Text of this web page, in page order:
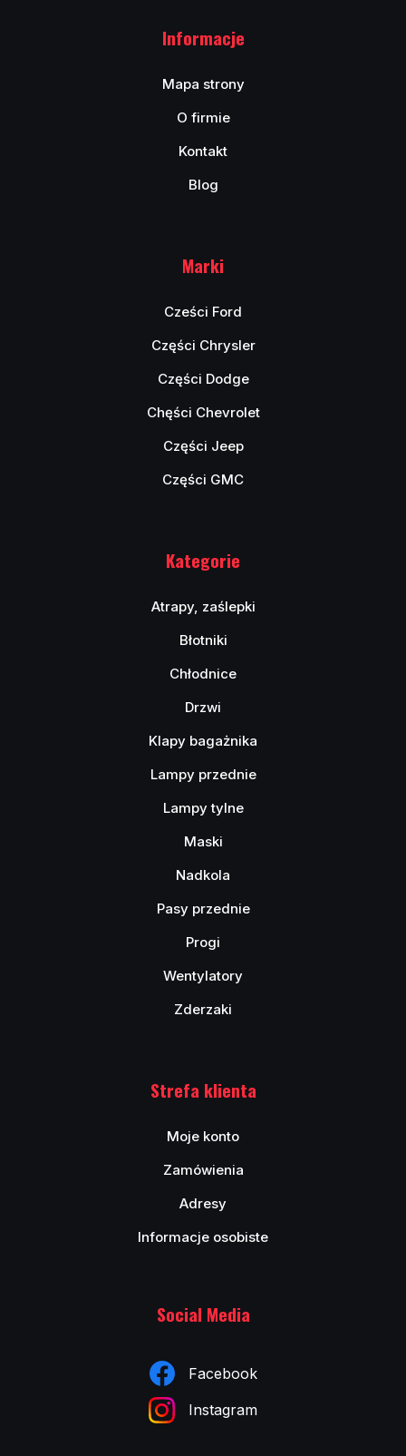
Informacje
Mapa strony
O firmie
Kontakt
Blog
Marki
Cześci Ford
Części Chrysler
Części Dodge
Chęści Chevrolet
Części Jeep
Części GMC
Kategorie
Atrapy, zaślepki
Błotniki
Chłodnice
Drzwi
Klapy bagażnika
Lampy przednie
Lampy tylne
Maski
Nadkola
Pasy przednie
Progi
Wentylatory
Zderzaki
Strefa klienta
Moje konto
Zamówienia
Adresy
Informacje osobiste
Social Media
Facebook
Instagram